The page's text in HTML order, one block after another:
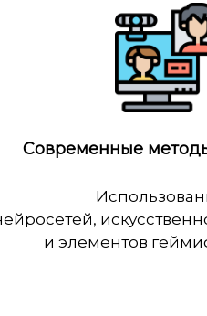
Современные
и элементов